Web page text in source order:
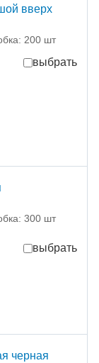
вверх
200 шт
выбрать
300 шт
выбрать
черная